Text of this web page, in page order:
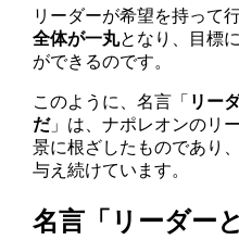
リーダーが希望を持って
全体が一丸となり、目標
ができるのです。
このように、名言「 リー
だ」は、ナポレオンのリ
景に根ざしたものであり
与え続けています。
名言「リーダー